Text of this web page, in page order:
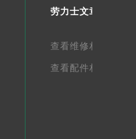
劳力士文章库
查看维修相关文章
查看配件相关文章